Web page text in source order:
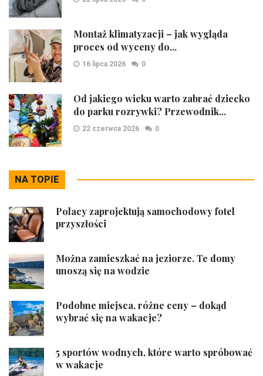
Montaż klimatyzacji – jak wygląda
proces od wyceny do...
16 lipca 2026 0
Od jakiego wieku warto zabrać dziecko
do parku rozrywki? Przewodnik...
22 czerwca 2026 0
NA TOPIE
Polacy zaprojektują samochodowy fotel
przyszłości
Można zamieszkać na jeziorze. Te domy
unoszą się na wodzie
Podobne miejsca, różne ceny – dokąd
wybrać się na wakacje?
5 sportów wodnych, które warto spróbować
w wakacje